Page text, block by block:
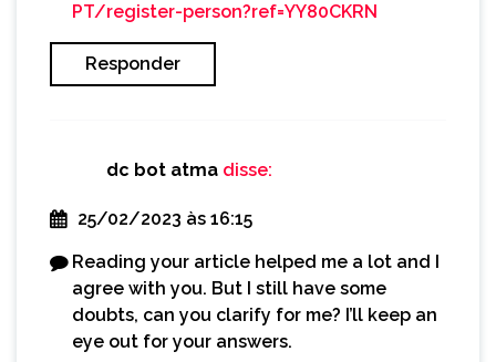
PT/register-person?ref=YY80CKRN
Responder
dc bot atma disse:
25/02/2023 às 16:15
Reading your article helped me a lot and I
agree with you. But I still have some
doubts, can you clarify for me? I’ll keep an
eye out for your answers.